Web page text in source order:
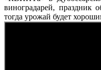
виноградарей, праздник
тогда урожай будет